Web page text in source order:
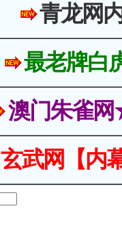
青龙网
最老牌白
澳门朱雀
玄武网【内